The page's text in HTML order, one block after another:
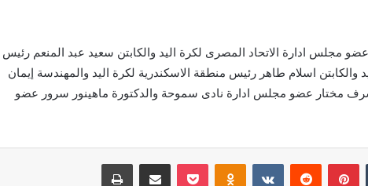
مجلس ادارة الاتحاد المصرى لكرة اليد والكابتن سعيد عبد المنعم رئيس
والكابتن اسلام طاهر رئيس منطقة الاسكندرية لكرة اليد والمهندسة إيمان
مختار عضو مجلس ادارة نادى سموحة والدكتورة ماهينور سرور عضو
بينتيريست Odnoklassniki
بوكيت مشاركة عبر البريد طباعة